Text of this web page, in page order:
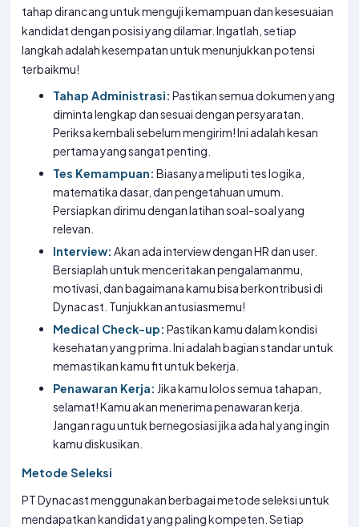
tahap dirancang untuk menguji kemampuan dan kesesuaian
kandidat dengan posisi yang dilamar. Ingatlah, setiap
langkah adalah kesempatan untuk menunjukkan potensi
terbaikmu!
Tahap Administrasi: Pastikan semua dokumen yang
diminta lengkap dan sesuai dengan persyaratan.
Periksa kembali sebelum mengirim! Ini adalah kesan
pertama yang sangat penting.
Tes Kemampuan: Biasanya meliputi tes logika,
matematika dasar, dan pengetahuan umum.
Persiapkan dirimu dengan latihan soal-soal yang
relevan.
Interview: Akan ada interview dengan HR dan user.
Bersiaplah untuk menceritakan pengalamanmu,
motivasi, dan bagaimana kamu bisa berkontribusi di
Dynacast. Tunjukkan antusiasmemu!
Medical Check-up: Pastikan kamu dalam kondisi
kesehatan yang prima. Ini adalah bagian standar untuk
memastikan kamu fit untuk bekerja.
Penawaran Kerja: Jika kamu lolos semua tahapan,
selamat! Kamu akan menerima penawaran kerja.
Jangan ragu untuk bernegosiasi jika ada hal yang ingin
kamu diskusikan.
Metode Seleksi
PT Dynacast menggunakan berbagai metode seleksi untuk
mendapatkan kandidat yang paling kompeten. Setiap